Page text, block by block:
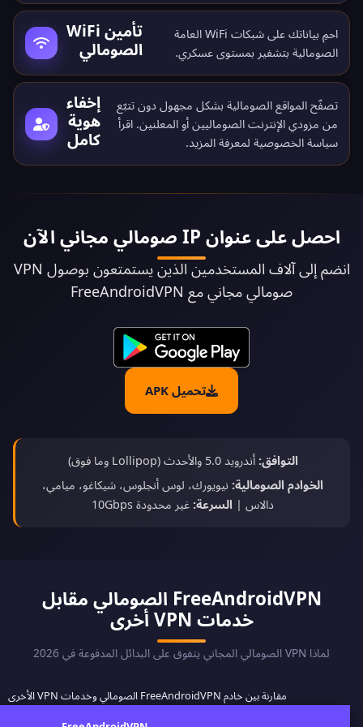
تأمين WiFi
الصومالي
احمِ بياناتك على شبكات WiFi العامة
الصومالية بتشفير بمستوى عسكري.
إخفاء
هوية
كامل
تصفّح المواقع الصومالية بشكل مجهول دون تتبّع
من مزودي الإنترنت الصوماليين أو المعلنين. اقرأ
سياسة الخصوصية لمعرفة المزيد.
احصل على عنوان IP صومالي مجاني الآن
انضم إلى آلاف المستخدمين الذين يستمتعون بوصول VPN
صومالي مجاني مع FreeAndroidVPN
تحميل APK
التوافق: أندرويد 5.0 والأحدث (Lollipop وما فوق)
الخوادم الصومالية: نيويورك، لوس أنجلوس، شيكاغو، ميامي،
دالاس | السرعة: غير محدودة 10Gbps
FreeAndroidVPN الصومالي مقابل
خدمات VPN أخرى
لماذا VPN الصومالي المجاني يتفوق على البدائل المدفوعة في 2026
مقارنة بين خادم FreeAndroidVPN الصومالي وخدمات VPN الأخرى